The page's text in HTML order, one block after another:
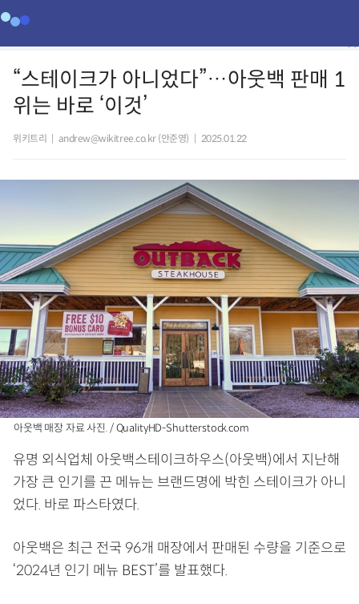
“스테이크가 아니었다”…아웃백 판매 1
위는 바로 ‘이것’
위키트리 andrew@wikitree.co.kr (안준영) 2025.01.22
아웃백 매장 자료 사진. / QualityHD-Shutterstock.com
유명 외식업체 아웃백스테이크하우스(아웃백)에서 지난해
가장 큰 인기를 끈 메뉴는 브랜드명에 박힌 스테이크가 아니
었다. 바로 파스타였다.
아웃백은 최근 전국 96개 매장에서 판매된 수량을 기준으로
‘2024년 인기 메뉴 BEST’를 발표했다.